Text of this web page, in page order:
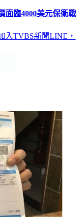
臨4000美元保衛戰
入TVBS新聞LINE，